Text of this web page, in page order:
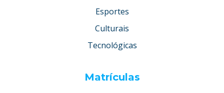
Esportes
Culturais
Tecnológicas
Matrículas